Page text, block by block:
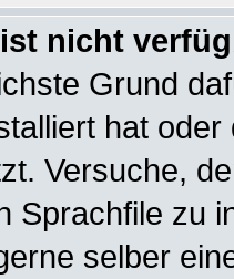
nicht
Grund
hat
Versuche,
Sprachfile zu
selber